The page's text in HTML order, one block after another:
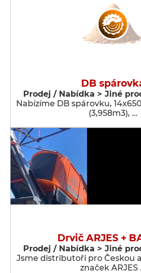
DB
Prodej / Nabídka > Jiné
Nabízíme DB spárovku,
(3,958m3), …
Drvič ARJES +
Prodej / Nabídka > Jiné
Jsme distributoři pro Českou
značek ARJES